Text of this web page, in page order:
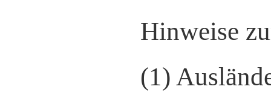
Hinweise
(1)